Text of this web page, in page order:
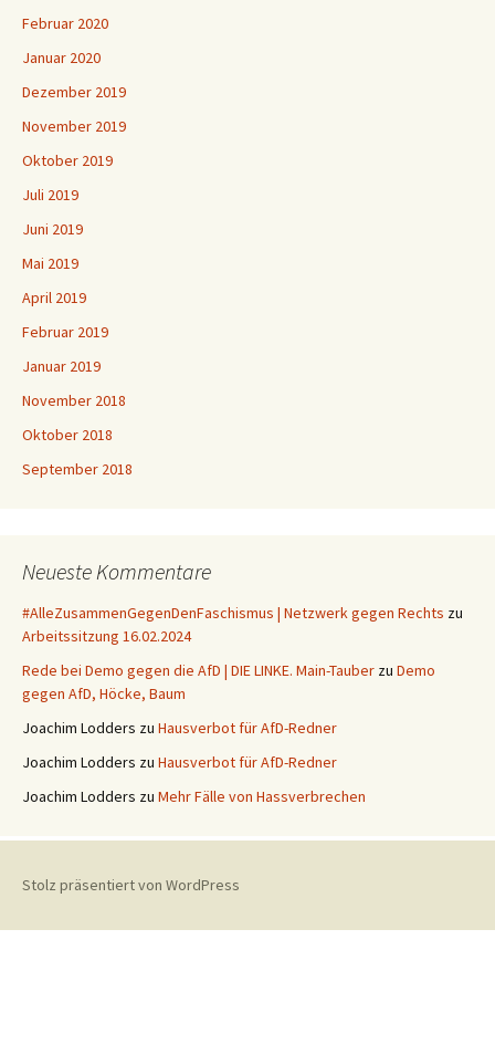
Februar 2020
Januar 2020
Dezember 2019
November 2019
Oktober 2019
Juli 2019
Juni 2019
Mai 2019
April 2019
Februar 2019
Januar 2019
November 2018
Oktober 2018
September 2018
Neueste Kommentare
#AlleZusammenGegenDenFaschismus | Netzwerk gegen Rechts zu
Arbeitssitzung 16.02.2024
Rede bei Demo gegen die AfD | DIE LINKE. Main-Tauber zu Demo
gegen AfD, Höcke, Baum
Joachim Lodders zu Hausverbot für AfD-Redner
Joachim Lodders zu Hausverbot für AfD-Redner
Joachim Lodders zu Mehr Fälle von Hassverbrechen
Stolz präsentiert von WordPress